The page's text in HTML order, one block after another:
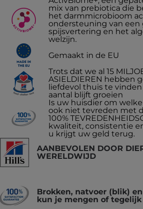
mix van prebiotica die
het darmmicrobioom
ondersteuning van een
spijsvertering en het
welzijn.
Gemaakt in de EU
Trots dat we al 15
ASIELDIEREN hebben
liefdevol thuis te vinden
aantal blijft groeien
Is uw huisdier om
ook niet tevreden met
100%
kwaliteit, consistentie
u krijgt uw geld terug.
AANBEVOLEN DOOR
WERELDWIJD
Brokken, natvoer (blik)
kun je mengen of tegelijk